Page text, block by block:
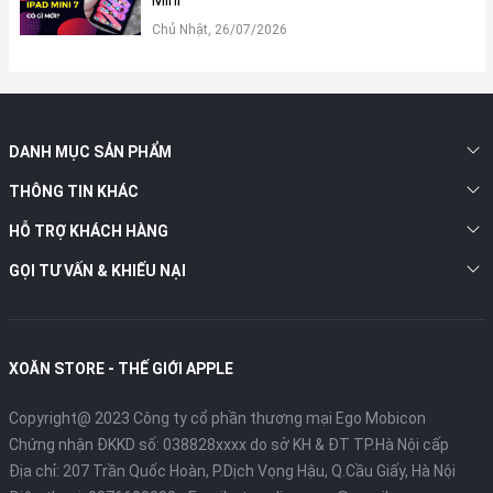
kể cho những chuyến bay dài.
kỳ
Điểm đột phá và thú vị nhất trên DJI Avata 360 chính là đặc
quyền lựa chọn khung hình sau khi chuyến bay kết thúc. Thay vì
Chủ Nhật, 26/07/2026
DANH MỤC SẢN PHẨM
THÔNG TIN KHÁC
HỖ TRỢ KHÁCH HÀNG
GỌI TƯ VẤN & KHIẾU NẠI
XOĂN STORE - THẾ GIỚI APPLE
Copyright@ 2023 Công ty cổ phần thương mại Ego Mobicon
Chứng nhận ĐKKD số: 038828xxxx do sở KH & ĐT TP.Hà Nội cấp
Địa chỉ: 207 Trần Quốc Hoàn, P.Dịch Vọng Hậu, Q.Cầu Giấy, Hà Nội